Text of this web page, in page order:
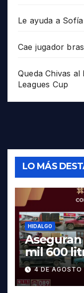
Le ayuda a
Cae jugador
Queda Chivas
Leagues Cup
LO MÁS
HIDALGO
Aseguran
mil 600
y dos
Tula
4 DE